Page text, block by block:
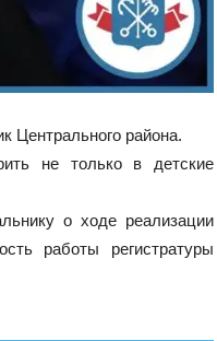
Центрального района.
не только в детские
о ходе реализации
работы регистратуры